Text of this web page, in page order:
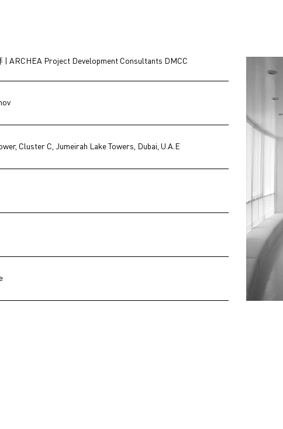
| ARCHEA Project Development Consultants DMCC
Cluster C, Jumeirah Lake Towers, Dubai, U.A.E